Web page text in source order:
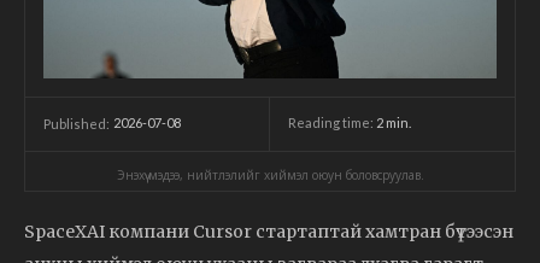
Published: 2026-07-08 Reading time: 2 min.
Энэхүү мэдээ, нийтлэлийг хиймэл оюун боловсруулав.
SpaceXAI компани Cursor стартаптай хамтран бүтээсэн